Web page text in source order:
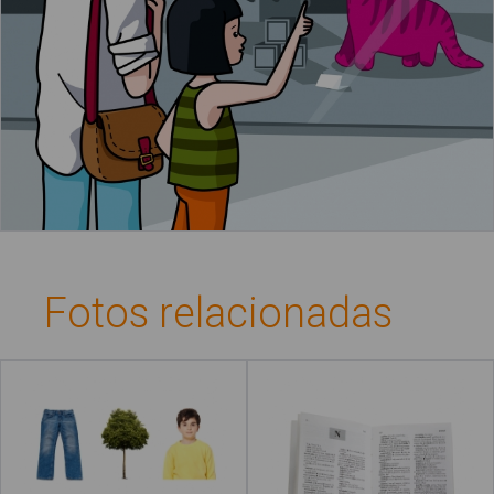
Fotos relacionadas